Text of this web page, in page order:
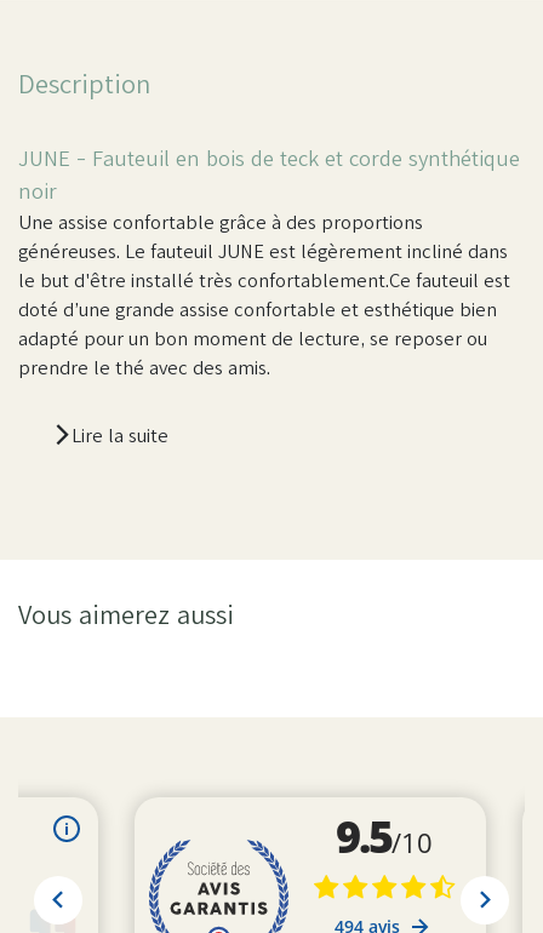
Description
JUNE - Fauteuil en bois de teck et corde synthétique
noir
Une assise confortable grâce à des proportions
généreuses. Le fauteuil JUNE est légèrement incliné dans
le but d'être installé très confortablement.Ce fauteuil est
doté d’une grande assise confortable et esthétique bien
adapté pour un bon moment de lecture, se reposer ou
prendre le thé avec des amis.
Lire la suite
Vous aimerez aussi